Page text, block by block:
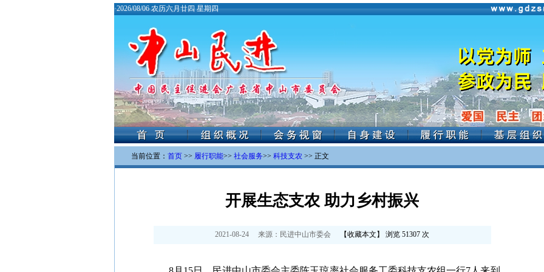
·2026/08/06 农历六月廿四 星期四
当前位置： 首页 >> 履行职能>> 社会服务>> 科技支农 >> 正文
开展生态支农 助力乡村振兴
2021-08-24 来源： 民进中山市委会 【收藏本文 】 浏览 51307 次